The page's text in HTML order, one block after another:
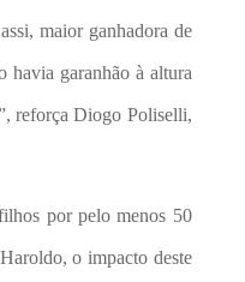
maior ganhadora de
garanhão à altura
reforça Diogo Poliselli,
por pelo menos 50
o impacto deste